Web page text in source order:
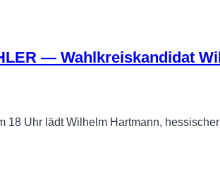
— Wahlkreiskandidat
18 Uhr lädt Wilhelm Hartmann,